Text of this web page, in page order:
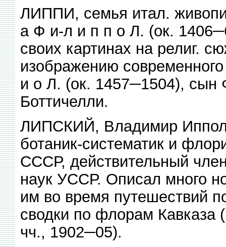
ЛИППИ, семья итал.
а Ф и-л и п п о Л. (ок.
своих картинах на религ.
изображению
и о Л. (ок. 1457─1504), сын
Боттичелли.
ЛИПСКИЙ, Владимир
ботаник-систематик и
СССР, действительный
наук УССР. Описал много
им во время путешествий
сводки по флорам Кавказа
чч., 1902─05).